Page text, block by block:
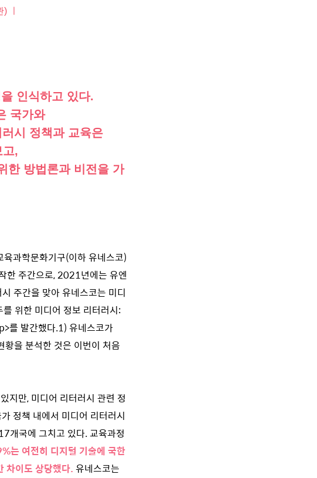
ㅣ
인식하고 있다.
국가와
시 정책과 교육은
고,
한 방법론과 비전을 가
과학문화기구(이하 유네스코)
한 주간으로, 2021년에는 유엔
주간을 맞아 유네스코는 미디
위한 미디어 정보 리터러시:
를 발간했다.1) 유네스코가
을 분석한 것은 이번이 처음
지만, 미디어 리터러시 관련 정
정책 내에서 미디어 리터러시
개국에 그치고 있다. 교육과정
는 여전히 디지털 기술에 국한
차이도 상당했다. 유네스코는